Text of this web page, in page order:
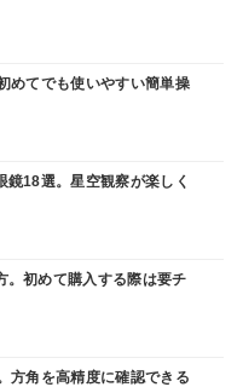
めてでも使いやすい簡単操
鏡18選。星空観察が楽しく
。初めて購入する際は要チ
方角を高精度に確認できる